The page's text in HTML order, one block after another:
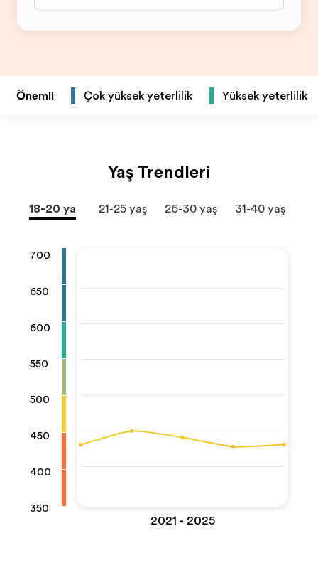
Önemli Çok yüksek yeterlilik Yüksek yeterlilik
Yaş Trendleri
18-20 yaş 21-25 yaş 26-30 yaş 31-40 yaş
700
650
600
550
500
450
400
350
2021 - 2025